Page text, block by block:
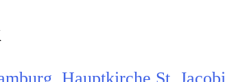
Hauptkirche St. Jacobi